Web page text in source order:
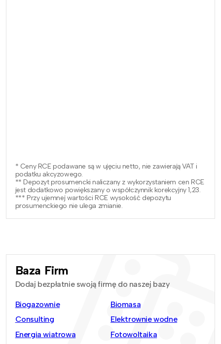
* Ceny RCE podawane są w ujęciu netto, nie zawierają VAT i
podatku akcyzowego.
** Depozyt prosumencki naliczany z wykorzystaniem cen RCE
jest dodatkowo powiększany o współczynnik korekcyjny 1,23.
*** Przy ujemnej wartości RCE wysokość depozytu
prosumenckiego nie ulega zmianie.
Baza Firm
Dodaj bezpłatnie swoją firmę do naszej bazy
Biogazownie
Biomasa
Consulting
Elektrownie wodne
Energia wiatrowa
Fotowoltaika